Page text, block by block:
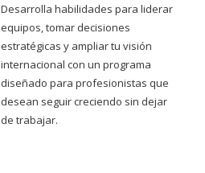
Desarrolla habilidades para liderar
equipos, tomar decisiones
estratégicas y ampliar tu visión
internacional con un programa
diseñado para profesionistas que
desean seguir creciendo sin dejar
de trabajar.